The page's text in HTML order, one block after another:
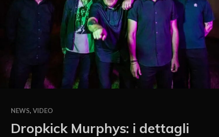
NEWS,VIDEO
Dropkick Murphys: i dettagli